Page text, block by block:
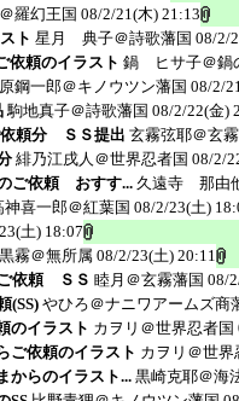
羅幻王国 08/2/21(木) 21:13
ト 星月 典子＠詩歌藩国 08/2/
頼のイラスト 鍋 ヒサ子＠鍋
鋼一郎＠キノウツン藩国 08/2/
駒地真子＠詩歌藩国 08/2/22(金)
頼分 ＳＳ提出 玄霧弦耶＠玄
緋乃江戌人＠世界忍者国 08/2/
ご依頼 おすす... 久遠寺 那由
神喜一郎＠紅葉国 08/2/23(土)
土) 18:07
黒霧＠無所属 08/2/23(土) 20:11
依頼 ＳＳ 睦月＠玄霧藩国 08/
(SS) やひろ＠ナニワアームズ商
のイラスト カヲリ＠世界忍者国
ご依頼のイラスト カヲリ＠世界
からのイラスト... 黒崎克耶＠海